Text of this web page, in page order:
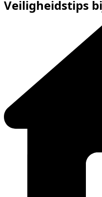
Veiligheidstips